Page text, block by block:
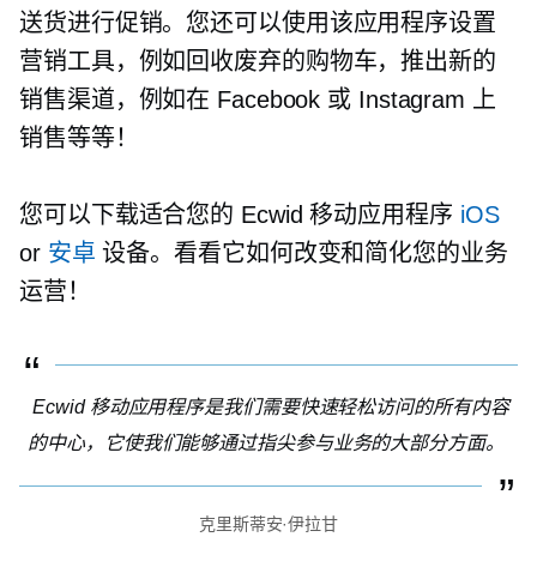
送货进行促销。您还可以使用该应用程序设置
营销工具，例如回收废弃的购物车，推出新的
销售渠道，例如在 Facebook 或 Instagram 上
销售等等！
您可以下载适合您的 Ecwid 移动应用程序 iOS
or 安卓 设备。看看它如何改变和简化您的业务
运营！
Ecwid 移动应用程序是我们需要快速轻松访问的所有内容
的中心，它使我们能够通过指尖参与业务的大部分方面。
克里斯蒂安·伊拉甘